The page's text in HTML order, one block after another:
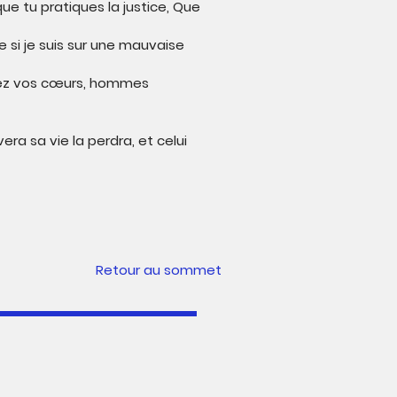
tu pratiques la justice, Que
je suis sur une mauvaise
vos cœurs, hommes
sa vie la perdra, et celui
Retour au sommet